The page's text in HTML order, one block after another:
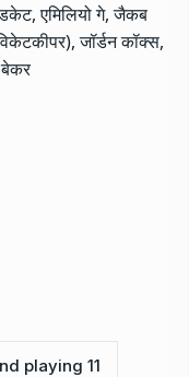
एमिलियो गे, जैकब
जॉर्डन कॉक्स,
बेकर
playing 11